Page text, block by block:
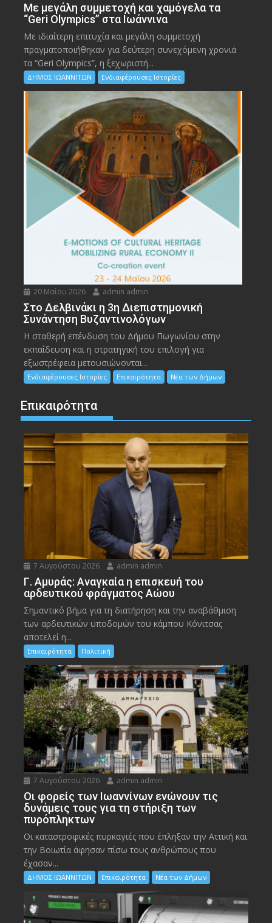
Με μεγάλη συμμετοχή και χαμόγελα τα
“Geri Olympics” στα Ιωάννινα
Με ιδιαίτερη επιτυχία και μεγάλη συμμετοχή
πραγματοποιήθηκαν για δεύτερη συνεχόμενη χρονιά
τα “Geri Olympics”, η ξεχωριστή...
ΔΗΜΟΣ ΙΩΑΝΝΙΤΩΝ Ενδιαφέρουσες Ιστορίες
20 Μαΐου 2026 admin admin
Στο Δελβινάκι η 3η Διεπιστημονική
Συνάντηση Βυζαντινολόγων
Η σταθερή επένδυση του Δήμου Πωγωνίου στην
εκπαίδευση και η στρατηγική του επιλογή για
εξωστρέφεια μετουσιώνονται...
Ενδιαφέρουσες Ιστορίες Επικαιρότητα Νέα των Δήμων
Επικαιρότητα
7 Αυγούστου 2026 admin admin
Γ. Αμυράς: Αναγκαία η επισκευή του
αρδευτικού φράγματος Αώου
Σημαντικό βήμα για τη διατήρηση και την αναβάθμιση
των αρδευτικών υποδομών του κάμπου Κόνιτσας
αποτελεί η...
Επικαιρότητα Πολιτική
7 Αυγούστου 2026 admin admin
Οι φορείς των Ιωαννίνων ενώνουν τις
δυνάμεις τους για τη στήριξη των
πυρόπληκτων
Οι καταστροφικές πυρκαγιές που έπληξαν την Αττική και
την Bοιωτία άφησαν πίσω τους ανθρώπους που
έχασαν...
ΔΗΜΟΣ ΙΩΑΝΝΙΤΩΝ Επικαιρότητα Νέα των Δήμων